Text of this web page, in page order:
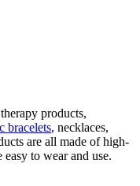
products,
bracelets, necklaces,
are all made of high-
to wear and use.